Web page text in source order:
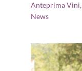
Anteprima Vini,
News